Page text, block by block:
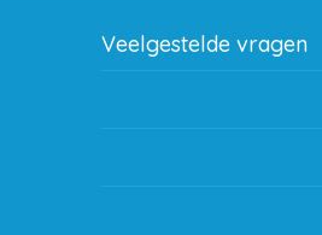
Veelgestelde vragen